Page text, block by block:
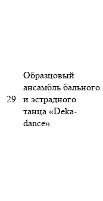
29
Образцовый
ансамбль бального
и эстрадного
танца «Deka-
dance»